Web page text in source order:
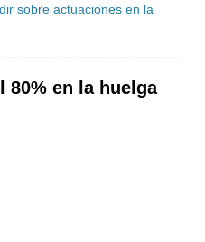
sobre actuaciones en la
80% en la huelga